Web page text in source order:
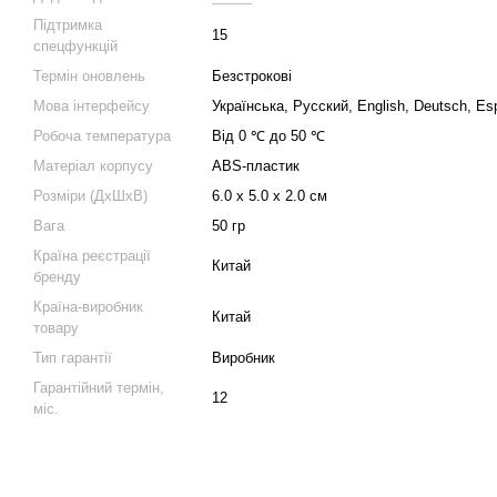
Підтримка
спецфункцій
15
Термін оновлень
Безстрокові
Мова інтерфейсу
Українська, Русский, English, Deutsch,
Робоча температура
Від 0 ℃ до 50 ℃
Матеріал корпусу
ABS-пластик
Розміри (ДхШхВ)
6.0 х 5.0 х 2.0 см
Вага
50 гр
Країна реєстрації
бренду
Китай
Країна-виробник
товару
Китай
Тип гарантії
Виробник
Гарантійний термін,
міс.
12